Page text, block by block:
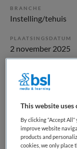
BRANCHE
Instelling/tehuis
PLAATSINGSDATUM
2 november 2025
Niet nader bepaald
Vacature
Deze vacature
Huizen bij Vivium
This website uses
By clicking “Accept
improve website
products and
cookies, we only place